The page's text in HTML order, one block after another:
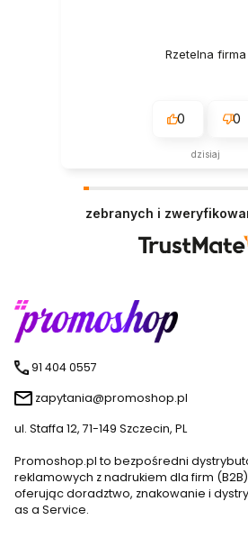
Rzetelna firma
0 0
dzisiaj
zebranych i
91 404 0557
zapytania@promoshop.pl
ul. Staffa 12, 71-149 Szczecin, PL
Promoshop.pl to bezpośredni
reklamowych z nadrukiem dla firm
oferując doradztwo, znakowanie i
as a Service.